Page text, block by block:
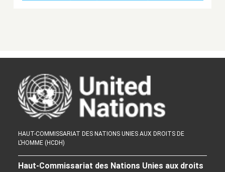
HAUT-COMMISSARIAT DES NATIONS UNIES AUX DROITS DE
L’HOMME (HCDH)
Haut-Commissariat des Nations Unies aux droits